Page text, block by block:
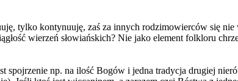
tylko kontynuuję, zaś za innych rodzimowierców się
wierzeń słowiańskich? Nie jako element folkloru
spojrzenie np. na ilość Bogów i jedna tradycja drugiej